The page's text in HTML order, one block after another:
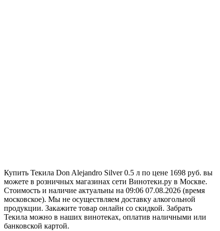
Купить Текила Don Alejandro Silver 0.5 л по цене 1698 руб. вы
можете в розничных магазинах сети Винотеки.ру в Москве.
Стоимость и наличие актуальны на 09:06 07.08.2026 (время
московское). Мы не осуществляем доставку алкогольной
продукции. Закажите товар онлайн со скидкой. Забрать
Текила можно в наших винотеках, оплатив наличными или
банковской картой.